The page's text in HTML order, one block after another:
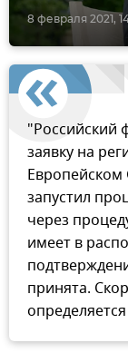
8 февраля 2021,
"Российский
заявку на
Европейском
запустил
через
имеет в
принята.